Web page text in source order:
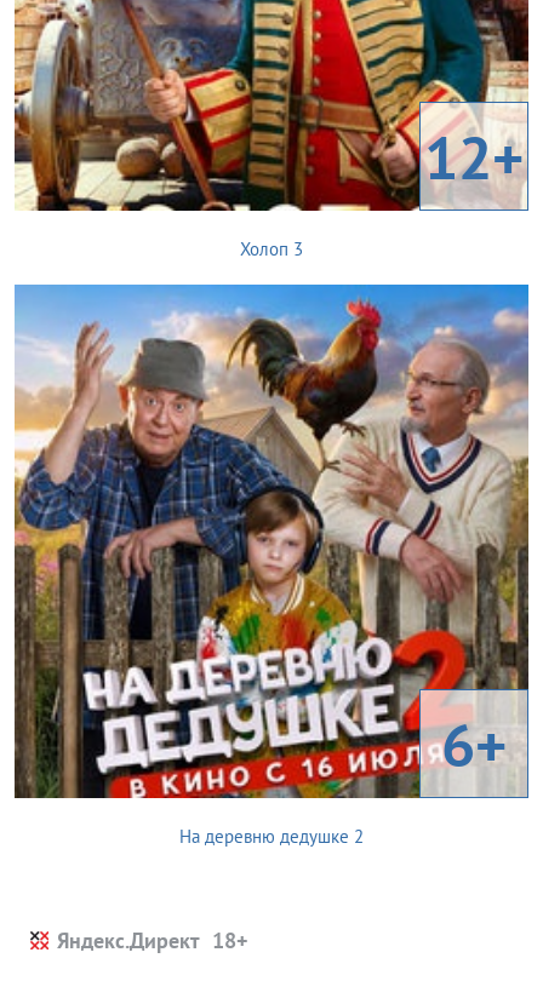
12+
Холоп 3
6+
На деревню дедушке 2
Яндекс.Директ